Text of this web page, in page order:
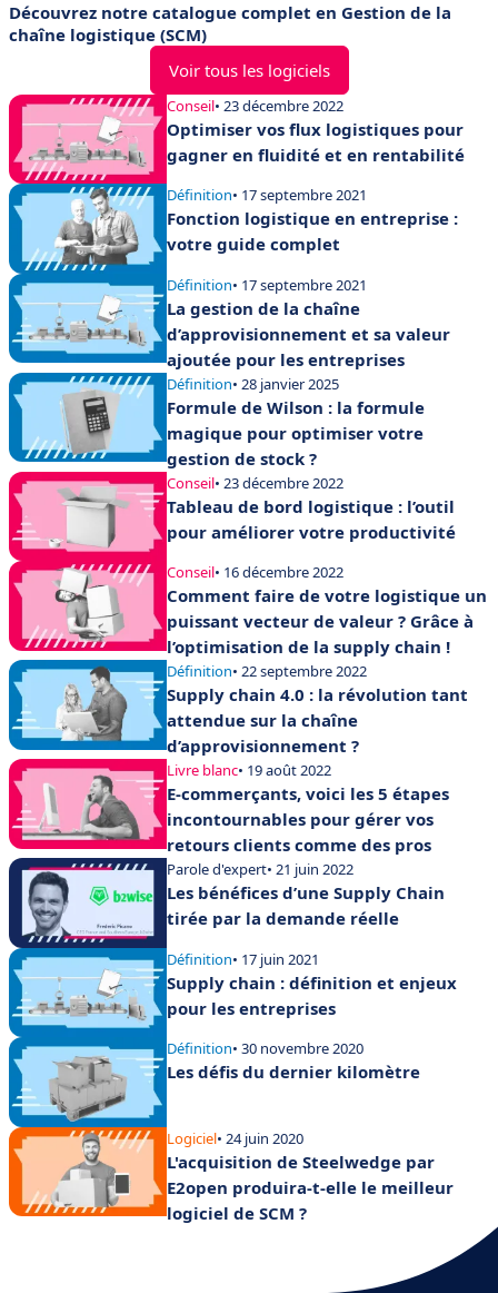
Découvrez notre catalogue complet en Gestion de la
chaîne logistique (SCM)
Voir tous les logiciels
Conseil• 23 décembre 2022
Optimiser vos flux logistiques pour
gagner en fluidité et en rentabilité
Définition• 17 septembre 2021
Fonction logistique en entreprise :
votre guide complet
Définition• 17 septembre 2021
La gestion de la chaîne
d’approvisionnement et sa valeur
ajoutée pour les entreprises
Définition• 28 janvier 2025
Formule de Wilson : la formule
magique pour optimiser votre
gestion de stock ?
Conseil• 23 décembre 2022
Tableau de bord logistique : l’outil
pour améliorer votre productivité
Conseil• 16 décembre 2022
Comment faire de votre logistique un
puissant vecteur de valeur ? Grâce à
l’optimisation de la supply chain !
Définition• 22 septembre 2022
Supply chain 4.0 : la révolution tant
attendue sur la chaîne
d’approvisionnement ?
Livre blanc• 19 août 2022
E-commerçants, voici les 5 étapes
incontournables pour gérer vos
retours clients comme des pros
Parole d'expert• 21 juin 2022
Les bénéfices d’une Supply Chain
tirée par la demande réelle
Définition• 17 juin 2021
Supply chain : définition et enjeux
pour les entreprises
Définition• 30 novembre 2020
Les défis du dernier kilomètre
Logiciel• 24 juin 2020
L'acquisition de Steelwedge par
E2open produira-t-elle le meilleur
logiciel de SCM ?